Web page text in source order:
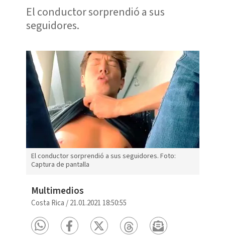
El conductor sorprendió a sus
seguidores.
El conductor sorprendió a sus seguidores. Foto:
Captura de pantalla
Multimedios
Costa Rica /21.01.2021 18:50:55